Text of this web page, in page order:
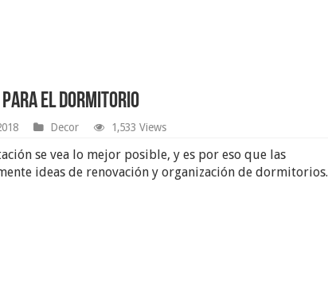
para el Dormitorio
Decor 1,533 Views
se vea lo mejor posible, y es por eso que las
ideas de renovación y organización de dormitorios.